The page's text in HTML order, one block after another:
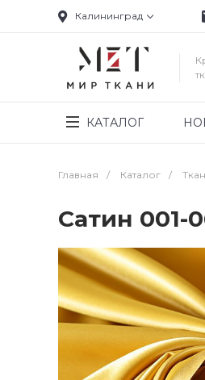
Калининград
КАТАЛОГ
Главная / Каталог /
Сатин 001-